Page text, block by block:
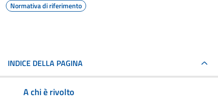
Normativa di riferimento
INDICE DELLA PAGINA
A chi è rivolto